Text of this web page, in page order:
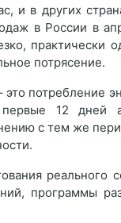
и в других
в России в
практически
потрясение.
потребление
12 дней
с тем же
реального
программы